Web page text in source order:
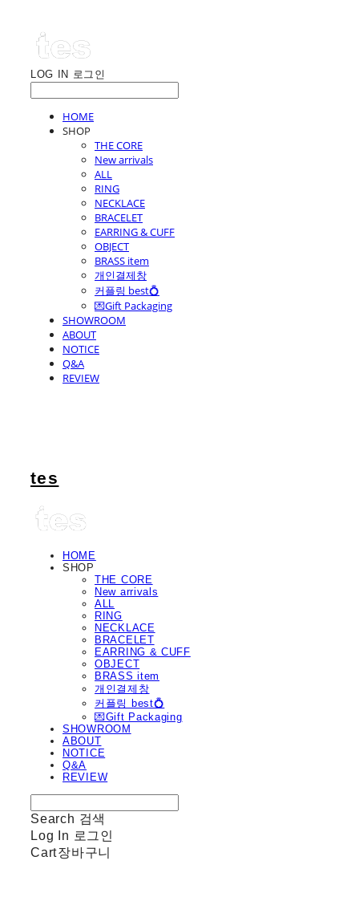
LOG IN 로그인
HOME
SHOP
THE CORE
New arrivals
ALL
RING
NECKLACE
BRACELET
EARRING & CUFF
OBJECT
BRASS item
개인결제창
커플링 best💍
💌Gift Packaging
SHOWROOM
ABOUT
NOTICE
Q&A
REVIEW
tes
HOME
SHOP
THE CORE
New arrivals
ALL
RING
NECKLACE
BRACELET
EARRING & CUFF
OBJECT
BRASS item
개인결제창
커플링 best💍
💌Gift Packaging
SHOWROOM
ABOUT
NOTICE
Q&A
REVIEW
Search 검색
Log In 로그인
Cart장바구니